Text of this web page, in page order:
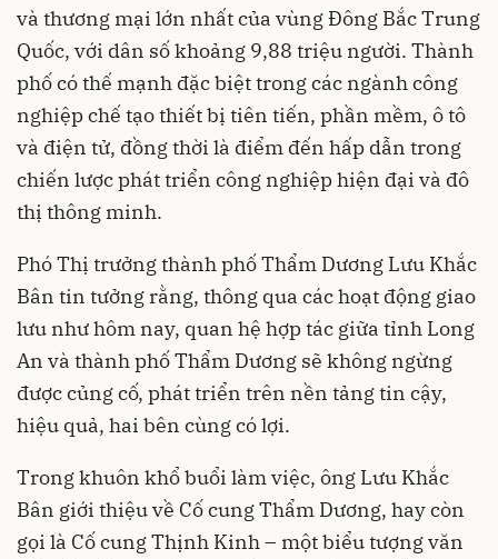
và thương mại lớn nhất của vùng Đông Bắc Trung
Quốc, với dân số khoảng 9,88 triệu người. Thành
phố có thế mạnh đặc biệt trong các ngành công
nghiệp chế tạo thiết bị tiên tiến, phần mềm, ô tô
và điện tử, đồng thời là điểm đến hấp dẫn trong
chiến lược phát triển công nghiệp hiện đại và đô
thị thông minh.
Phó Thị trưởng thành phố Thẩm Dương Lưu Khắc
Bân tin tưởng rằng, thông qua các hoạt động giao
lưu như hôm nay, quan hệ hợp tác giữa tỉnh Long
An và thành phố Thẩm Dương sẽ không ngừng
được củng cố, phát triển trên nền tảng tin cậy,
hiệu quả, hai bên cùng có lợi.
Trong khuôn khổ buổi làm việc, ông Lưu Khắc
Bân giới thiệu về Cố cung Thẩm Dương, hay còn
gọi là Cố cung Thịnh Kinh – một biểu tượng văn